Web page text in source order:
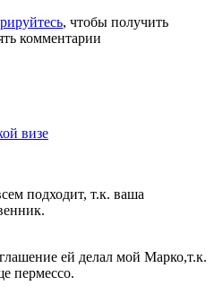
, чтобы получить
комментарии
визе
подходит, т.к. ваша
ей делал мой Марко,т.к.
пермессо.